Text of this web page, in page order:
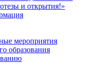
и открытия!»
мероприятия
образования